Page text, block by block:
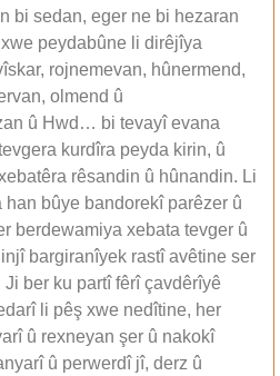
sedan, eger ne bi hezaran
peydabûne li dirêjîya
rojnemevan, hûnermend,
olmend û
û Hwd… bi tevayî evana
kurdîra peyda kirin, û
rêsandin û hûnandin. Li
bûye bandorekî parêzer û
berdewamiya xebata tevger û
bargiranîyek rastî avêtine ser
ber ku partî fêrî çavdêrîyê
li pêş xwe nedîtine, her
û rexneyan şer û nakokî
û perwerdî jî, derz û